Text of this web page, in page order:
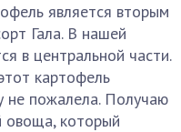
является вторым
Гала. В нашей
в центральной части.
картофель
не пожалела. Получаю
овоща, который